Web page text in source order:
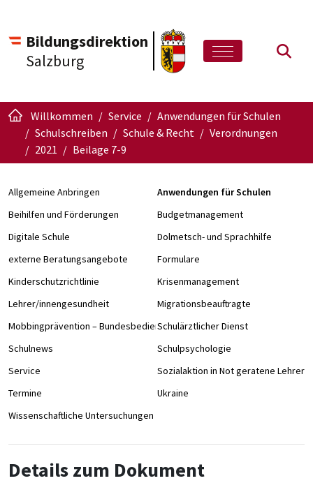
Bildungsdirektion
Salzburg
Willkommen Service
Anwendungen für Schulen
Schulschreiben
Schule & Recht
Verordnungen
2021
Beilage 7-9
Allgemeine Anbringen
Anwendungen für Schulen
Beihilfen und Förderungen
Budgetmanagement
Digitale Schule
Dolmetsch- und Sprachhilfe
externe Beratungsangebote
Formulare
Kinderschutzrichtlinie
Krisenmanagement
Lehrer/innengesundheit
Migrationsbeauftragte
Mobbingprävention – Bundesbedienstete an Schulen
Schulärztlicher Dienst
Schulnews
Schulpsychologie
Service
Sozialaktion in Not geratene Lehrer/
Termine
Ukraine
Wissenschaftliche Untersuchungen
Details zum Dokument